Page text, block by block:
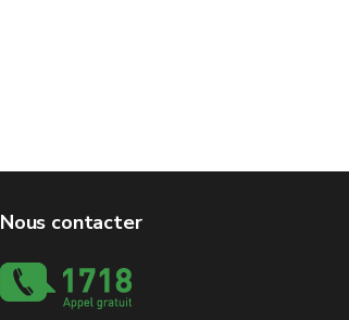
Nous contacter